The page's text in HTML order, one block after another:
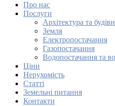
Про нас
Послуги
Архітектура та
Земля
Електропостачання
Газопостачання
Водопостачання та
Ціни
Нерухомість
Статті
Земельні питання
Контакти